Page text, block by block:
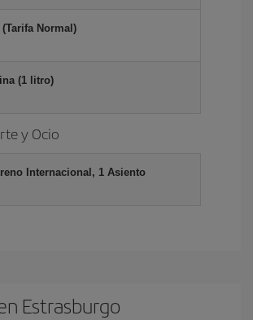
Normal)
(1 litro)
y Ocio
Internacional, 1 Asiento
Estrasburgo